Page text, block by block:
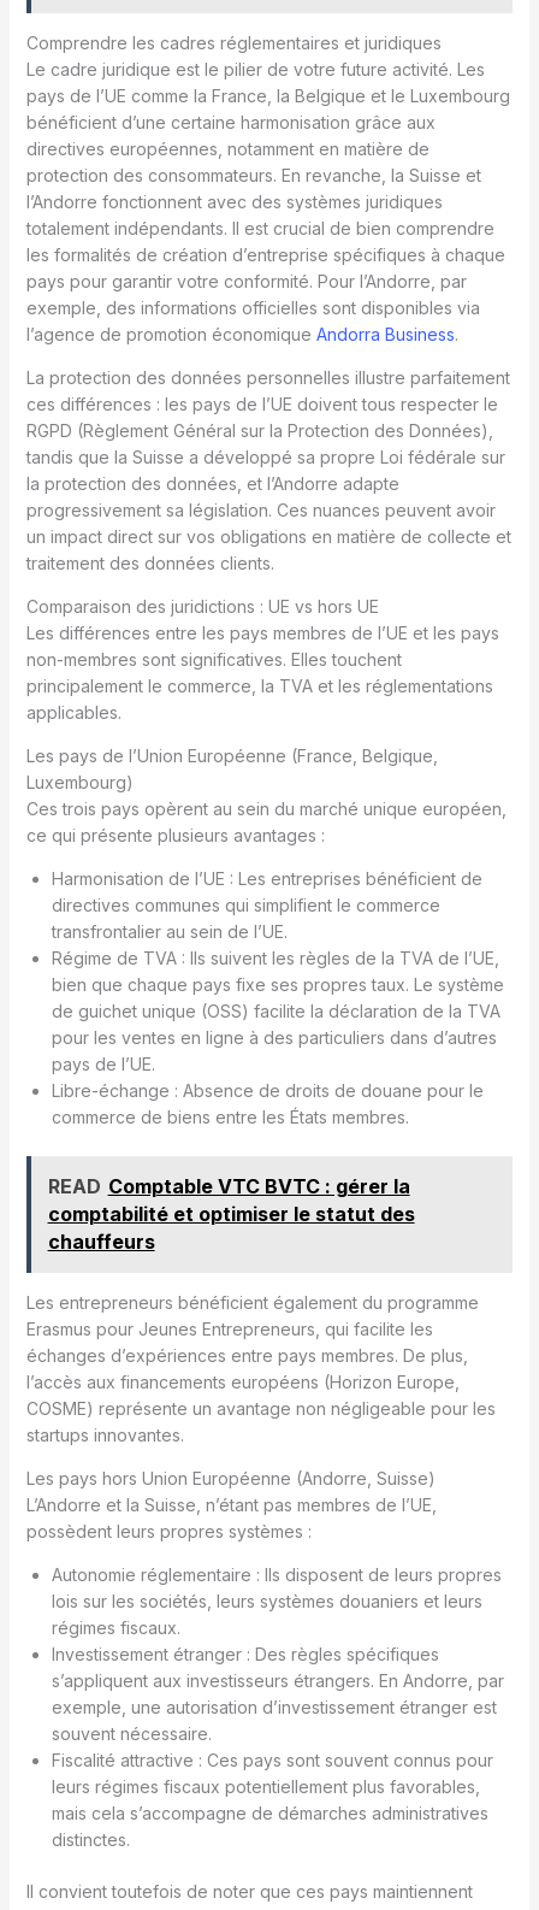
Comprendre les cadres réglementaires et juridiques
Le cadre juridique est le pilier de votre future activité. Les
pays de l’UE comme la France, la Belgique et le Luxembourg
bénéficient d’une certaine harmonisation grâce aux
directives européennes, notamment en matière de
protection des consommateurs. En revanche, la Suisse et
l’Andorre fonctionnent avec des systèmes juridiques
totalement indépendants. Il est crucial de bien comprendre
les formalités de création d’entreprise spécifiques à chaque
pays pour garantir votre conformité. Pour l’Andorre, par
exemple, des informations officielles sont disponibles via
l’agence de promotion économique Andorra Business.
La protection des données personnelles illustre parfaitement
ces différences : les pays de l’UE doivent tous respecter le
RGPD (Règlement Général sur la Protection des Données),
tandis que la Suisse a développé sa propre Loi fédérale sur
la protection des données, et l’Andorre adapte
progressivement sa législation. Ces nuances peuvent avoir
un impact direct sur vos obligations en matière de collecte et
traitement des données clients.
Comparaison des juridictions : UE vs hors UE
Les différences entre les pays membres de l’UE et les pays
non-membres sont significatives. Elles touchent
principalement le commerce, la TVA et les réglementations
applicables.
Les pays de l’Union Européenne (France, Belgique,
Luxembourg)
Ces trois pays opèrent au sein du marché unique européen,
ce qui présente plusieurs avantages :
Harmonisation de l’UE : Les entreprises bénéficient de
directives communes qui simplifient le commerce
transfrontalier au sein de l’UE.
Régime de TVA : Ils suivent les règles de la TVA de l’UE,
bien que chaque pays fixe ses propres taux. Le système
de guichet unique (OSS) facilite la déclaration de la TVA
pour les ventes en ligne à des particuliers dans d’autres
pays de l’UE.
Libre-échange : Absence de droits de douane pour le
commerce de biens entre les États membres.
READ Comptable VTC BVTC : gérer la
comptabilité et optimiser le statut des
chauffeurs
Les entrepreneurs bénéficient également du programme
Erasmus pour Jeunes Entrepreneurs, qui facilite les
échanges d’expériences entre pays membres. De plus,
l’accès aux financements européens (Horizon Europe,
COSME) représente un avantage non négligeable pour les
startups innovantes.
Les pays hors Union Européenne (Andorre, Suisse)
L’Andorre et la Suisse, n’étant pas membres de l’UE,
possèdent leurs propres systèmes :
Autonomie réglementaire : Ils disposent de leurs propres
lois sur les sociétés, leurs systèmes douaniers et leurs
régimes fiscaux.
Investissement étranger : Des règles spécifiques
s’appliquent aux investisseurs étrangers. En Andorre, par
exemple, une autorisation d’investissement étranger est
souvent nécessaire.
Fiscalité attractive : Ces pays sont souvent connus pour
leurs régimes fiscaux potentiellement plus favorables,
mais cela s’accompagne de démarches administratives
distinctes.
Il convient toutefois de noter que ces pays maintiennent